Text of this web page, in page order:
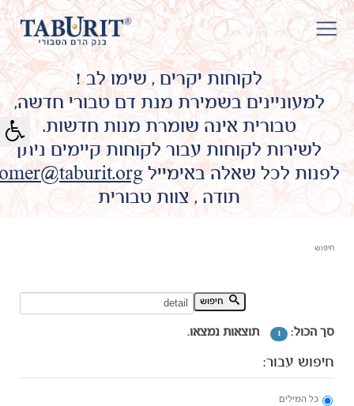
לקוחות יקרים , שימו לב !
למעוניינים בשמירת מנת דם טבורי חדשה,
טבורית אינה שומרת מנות חדשות.
לשירות לקוחות עבור לקוחות קיימים ניתן
לפנות לכל שאלה באימייל
תודה , צוות טבורית
חיפוש
חיפוש מילת מפתח:
סך הכול: 1 תוצאות נמצאו.
חיפוש עבור:
כל המילים